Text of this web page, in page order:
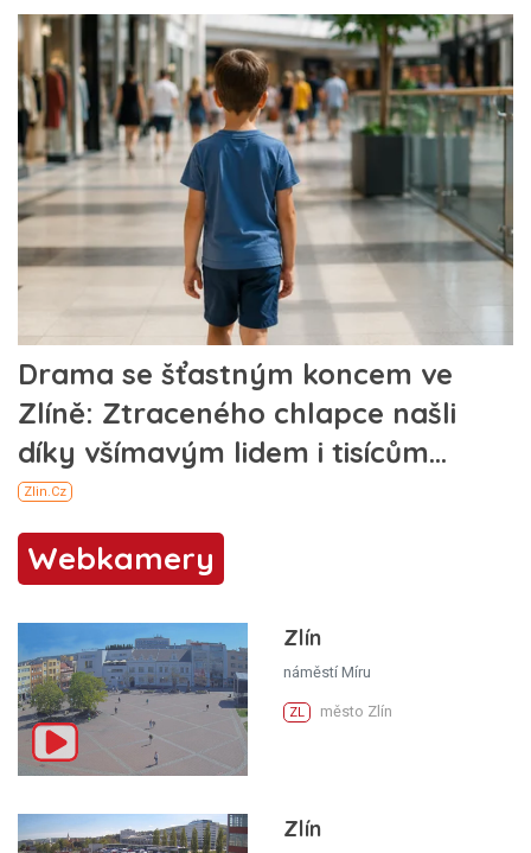
Webkamery
Zlín
náměstí Míru
ZL město Zlín
Zlín